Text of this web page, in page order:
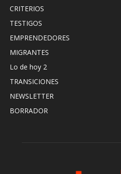
CRITERIOS
TESTIGOS
EMPRENDEDORES
MIGRANTES
Lo de hoy 2
TRANSICIONES
NEWSLETTER
BORRADOR